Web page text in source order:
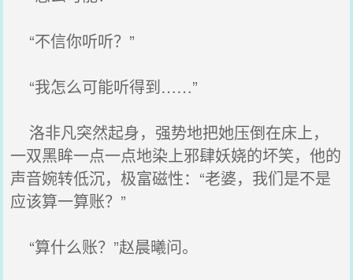
“不信你听听？”
“我怎么可能听得到……”
洛非凡突然起身，强势地把她压倒在床上，
一双黑眸一点一点地染上邪肆妖娆的坏笑，他的
声音婉转低沉，极富磁性：“老婆，我们是不是
应该算一算账？”
“算什么账？”赵晨曦问。